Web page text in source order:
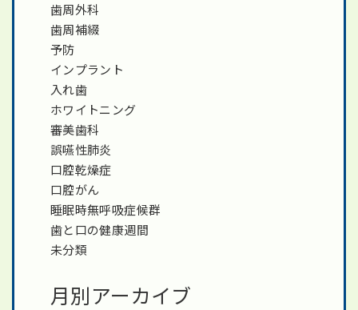
歯周外科
歯周補綴
予防
インプラント
入れ歯
ホワイトニング
審美歯科
誤嚥性肺炎
口腔乾燥症
口腔がん
睡眠時無呼吸症候群
歯と口の健康週間
未分類
月別アーカイブ